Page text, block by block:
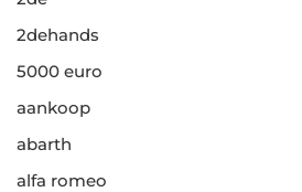
2dehands
5000 euro
aankoop
abarth
alfa romeo